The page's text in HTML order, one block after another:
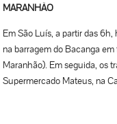
MARANHÃO
Em São Luís, a partir das
na barragem do Bacanga
Maranhão). Em seguida, os
Supermercado Mateus, na